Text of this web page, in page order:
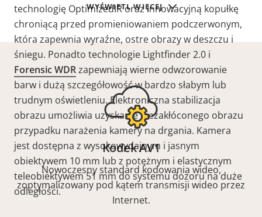
WYŚWIETL WIĘCEJ
technologię OptimizedIR oraz innowacyjną kopułkę
chroniącą przed promieniowaniem podczerwonym,
która zapewnia wyraźne, ostre obrazy w deszczu i
śniegu. Ponadto technologie Lightfinder 2.0 i
Forensic WDRzapewniają wierne odwzorowanie
barw i dużą szczegółowość w bardzo słabym lub
trudnym oświetleniu. Elektroniczna stabilizacja
obrazu umożliwia uzyskanie niezakłóconego obrazu
przypadku narażenia kamery na drgania. Kamera
jest dostępna z wysokowydajnym i jasnym
obiektywem 10 mm lub z potężnym i elastycznym
teleobiektywem 51 mm do systemu dozoru na duże
odległości.
Kodek AV1
Nowoczesny standard kodowania wideo,
zoptymalizowany pod kątem transmisji wideo przez
Internet.